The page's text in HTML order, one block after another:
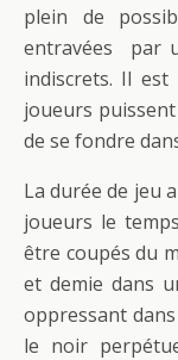
plein de
entravées par
indiscrets. Il
joueurs
de se fondre
La durée de jeu
joueurs le
être coupés du
et demie dans
oppressant
le noir